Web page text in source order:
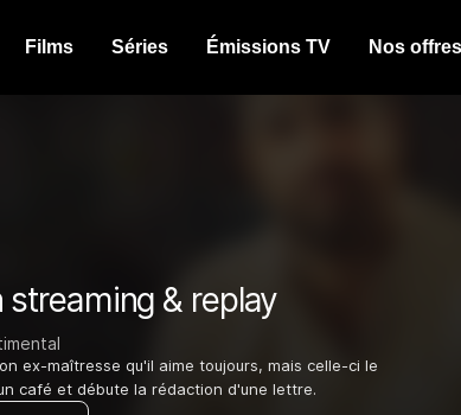
Films Séries Émissions TV Nos offres
streaming & replay
ex-maîtresse qu'il aime toujours, mais celle-ci le
café et débute la rédaction d'une lettre.